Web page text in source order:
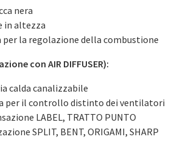
nera
in altezza
la regolazione della combustione
con AIR DIFFUSER):
calda canalizzabile
per il controllo distinto dei ventilatori
LABEL, TRATTO PUNTO
SPLIT, BENT, ORIGAMI, SHARP